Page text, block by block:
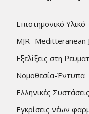
Επιστημονικό Υλικό
MJR -Meditteranean
Εξελίξεις στη
Νομοθεσία-Έντυπα
Ελληνικές Συστάσεις
Εγκρίσεις νέων